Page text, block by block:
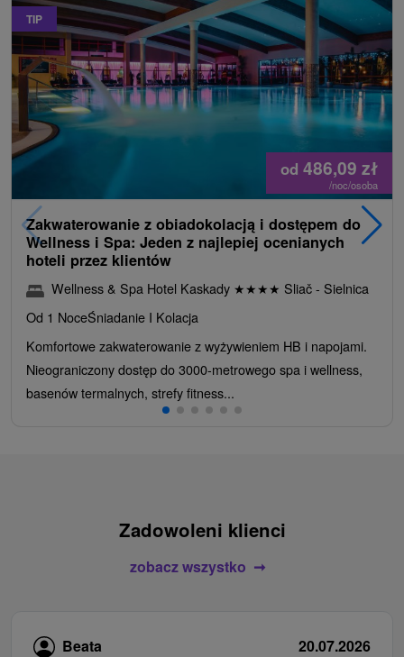
TIP
od 486,09 zł
/noc/osoba
Zakwaterowanie z obiadokolacją i dostępem do
Wellness i Spa: Jeden z najlepiej ocenianych
hoteli przez klientów
Wellness & Spa Hotel Kaskady ★★★★ Sliač - Sielnica
Od 1 NoceŚniadanie I Kolacja
Komfortowe zakwaterowanie z wyżywieniem HB i napojami.
Nieograniczony dostęp do 3000-metrowego spa i wellness,
basenów termalnych, strefy fitness...
Zadowoleni klienci
zobacz wszystko
Beata 20.07.2026